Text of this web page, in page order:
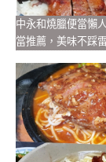
中永和燒臘便當懶
當推薦，美味不踩雷